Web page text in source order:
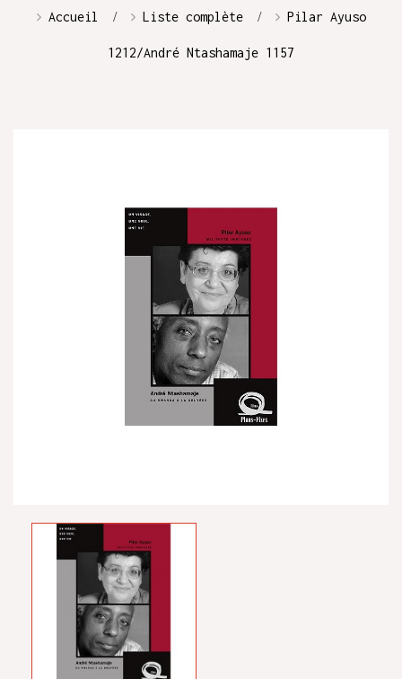
Accueil Liste complète Pilar Ayuso
1212/André Ntashamaje 1157